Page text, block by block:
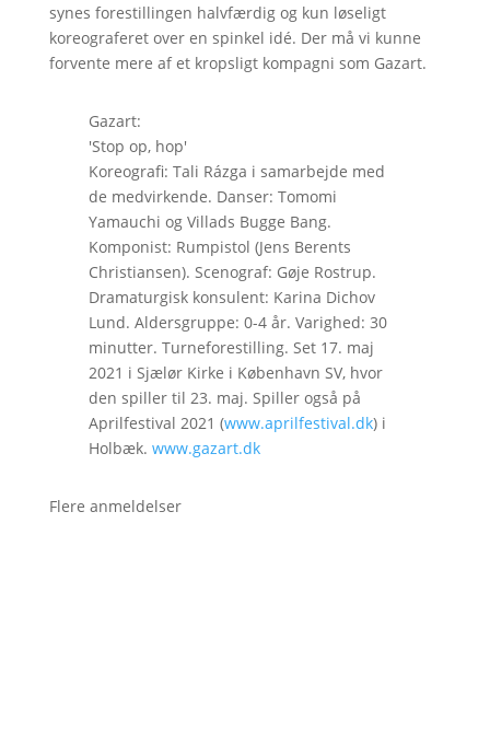
synes forestillingen halvfærdig og kun løseligt
koreograferet over en spinkel idé. Der må vi kunne
forvente mere af et kropsligt kompagni som Gazart.
Gazart:
'Stop op, hop'
Koreografi: Tali Rázga i samarbejde med
de medvirkende. Danser: Tomomi
Yamauchi og Villads Bugge Bang.
Komponist: Rumpistol (Jens Berents
Christiansen). Scenograf: Gøje Rostrup.
Dramaturgisk konsulent: Karina Dichov
Lund. Aldersgruppe: 0-4 år. Varighed: 30
minutter. Turneforestilling. Set 17. maj
2021 i Sjælør Kirke i København SV, hvor
den spiller til 23. maj. Spiller også på
Aprilfestival 2021 (www.aprilfestival.dk) i
Holbæk. www.gazart.dk
Flere anmeldelser